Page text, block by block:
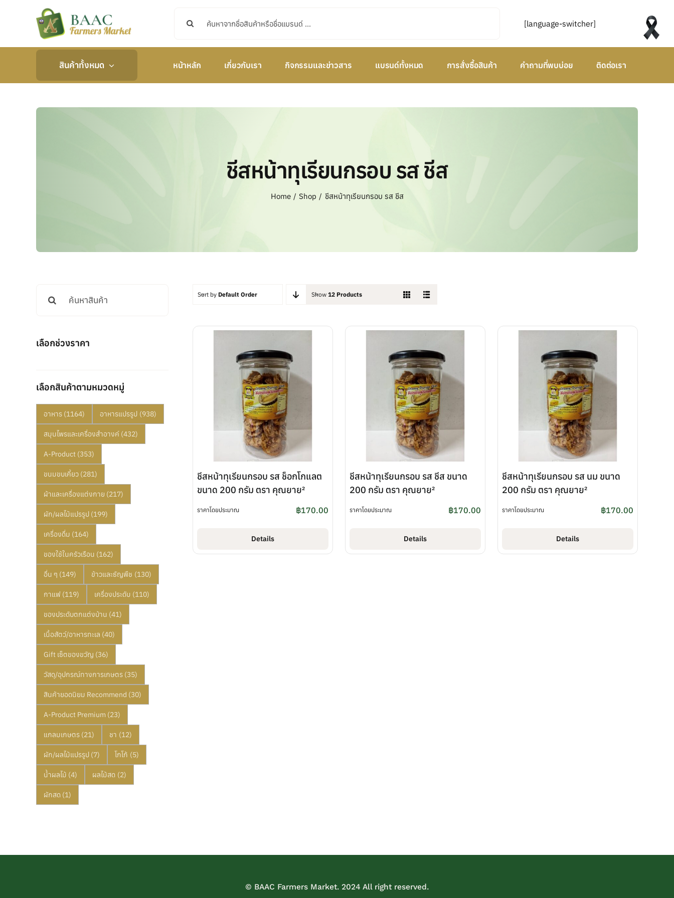
[language-switcher]
สินค้าทั้งหมด หน้าหลัก เกี่ยวกับเรา กิจกรรมและข่าวสาร แบรนด์ทั้งหมด การสั่งซื้อสินค้า คำถามที่พบบ่อย ติดต่อเรา
ชีสหน้าทุเรียนกรอบ รส ชีส
Home Shop ชีสหน้าทุเรียนกรอบ รส ชีส
เลือกช่วงราคา
เลือกสินค้าตามหมวดหมู่
อาหาร (1164) อาหารแปรรูป (938)
สมุนไพรและเครื่องสำอางค์ (432)
A-Product (353)
ขนมขบเคี้ยว (281)
ผ้าและเครื่องแต่งกาย (217)
ผัก/ผลไม้แปรรูป (199)
เครื่องดื่ม (164)
ของใช้ในครัวเรือน (162)
อื่น ๆ (149) ข้าวและธัญพืช (130)
กาแฟ (119) เครื่องประดับ (110)
ของประดับตกแต่งบ้าน (41)
เนื้อสัตว์/อาหารทะเล (40)
Gift เซ็ตของขวัญ (36)
วัสดุ/อุปกรณ์ทางการเกษตร (35)
สินค้ายอดนิยม Recommend (30)
A-Product Premium (23)
แกลมเกษตร (21) ชา (12)
ผัก/ผลไม้แปรรูป (7) โกโก้ (5)
น้ำผลไม้ (4) ผลไม้สด (2)
ผักสด (1)
Sort by Default Order Show 12 Products
ชีสหน้าทุเรียนกรอบ รส ช็อกโกแลต
ขนาด 200 กรัม ตรา คุณยาย²
ราคาโดยประมาณ ฿170.00
Details
ชีสหน้าทุเรียนกรอบ รส ชีส ขนาด
200 กรัม ตรา คุณยาย²
ราคาโดยประมาณ ฿170.00
Details
ชีสหน้าทุเรียนกรอบ รส นม ขนาด
200 กรัม ตรา คุณยาย²
ราคาโดยประมาณ ฿170.00
Details
© BAAC Farmers Market. 2024 All right reserved.